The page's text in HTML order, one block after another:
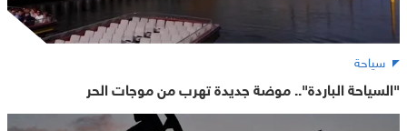
سياحة
"السياحة الباردة".. موضة جديدة تهرب من موجات الحر